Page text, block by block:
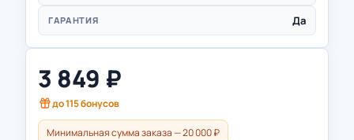
ГАРАНТИЯ Да
3 849 ₽
до115бонусов
Минимальная сумма заказа — 20 000 ₽